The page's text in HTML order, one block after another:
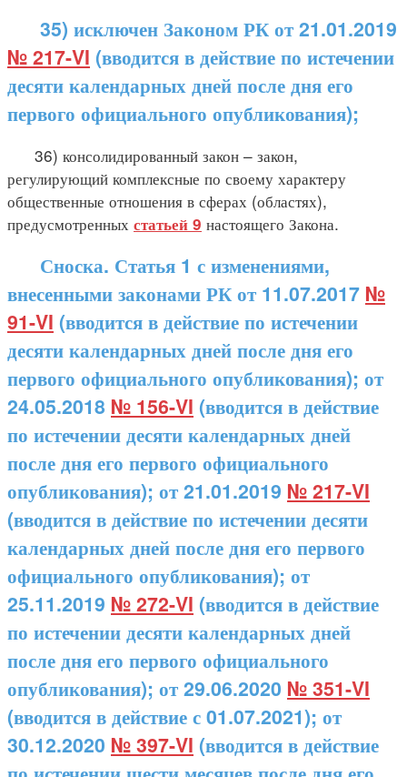
35) исключен Законом РК от 21.01.2019
№ 217-VI (вводится в действие по истечении
десяти календарных дней после дня его
первого официального опубликования);
36) консолидированный закон – закон,
регулирующий комплексные по своему характеру
общественные отношения в сферах (областях),
предусмотренных статьей 9 настоящего Закона.
Сноска. Статья 1 с изменениями,
внесенными законами РК от 11.07.2017 №
91-VI (вводится в действие по истечении
десяти календарных дней после дня его
первого официального опубликования); от
24.05.2018 № 156-VI (вводится в действие
по истечении десяти календарных дней
после дня его первого официального
опубликования); от 21.01.2019 № 217-VI
(вводится в действие по истечении десяти
календарных дней после дня его первого
официального опубликования); от
25.11.2019 № 272-VI (вводится в действие
по истечении десяти календарных дней
после дня его первого официального
опубликования); от 29.06.2020 № 351-VI
(вводится в действие с 01.07.2021); от
30.12.2020 № 397-VI (вводится в действие